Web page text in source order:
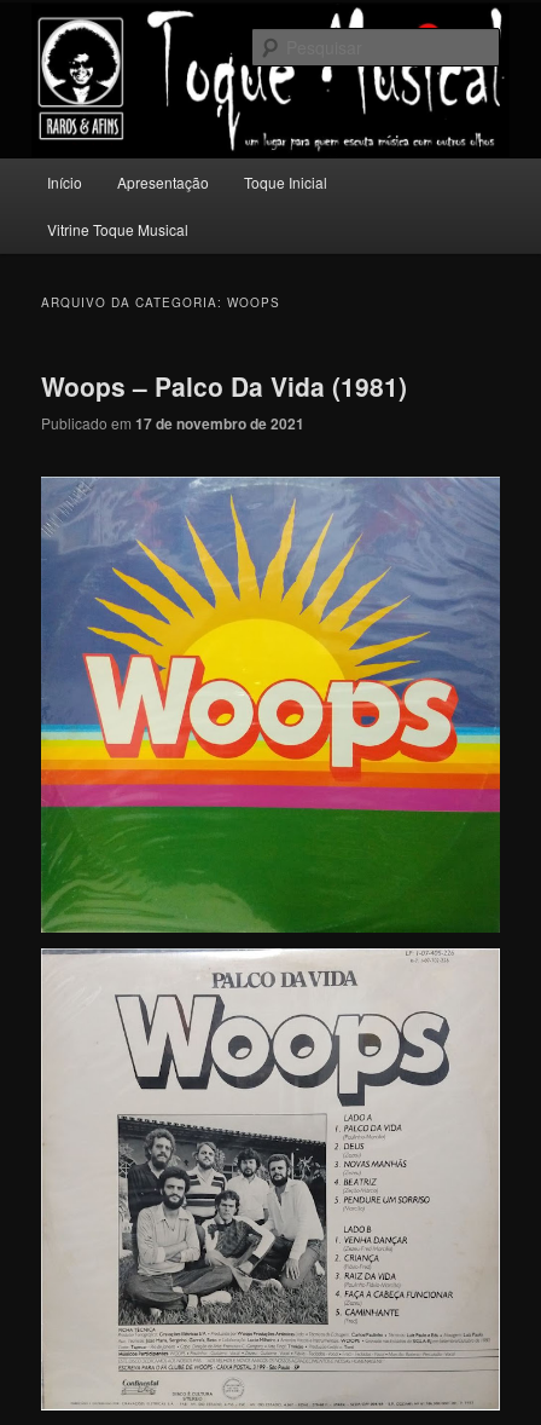
conteúdo
principal
conteúdo
secundário
Toque Musical
Um lugar para quem escuta música com outros olhos.
principal
Início Apresentação Toque Inicial
Vitrine Toque Musical
ARQUIVO DA CATEGORIA:WOOPS
Woops – Palco Da Vida (1981)
Publicado em17 de novembro de 2021